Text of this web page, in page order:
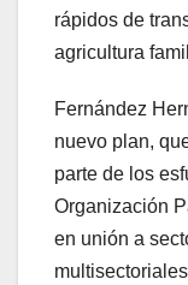
rápidos de
agricultura
Fernández
nuevo plan,
parte de los
Organización
en unión a